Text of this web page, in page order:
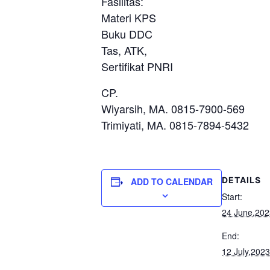
Materi KPS
Buku DDC
Tas, ATK,
Sertifikat PNRI
CP.
Wiyarsih, MA. 0815-7900-569
Trimiyati, MA. 0815-7894-5432
ADD TO CALENDAR DETAILS
Start:
24
End:
12 July,2023